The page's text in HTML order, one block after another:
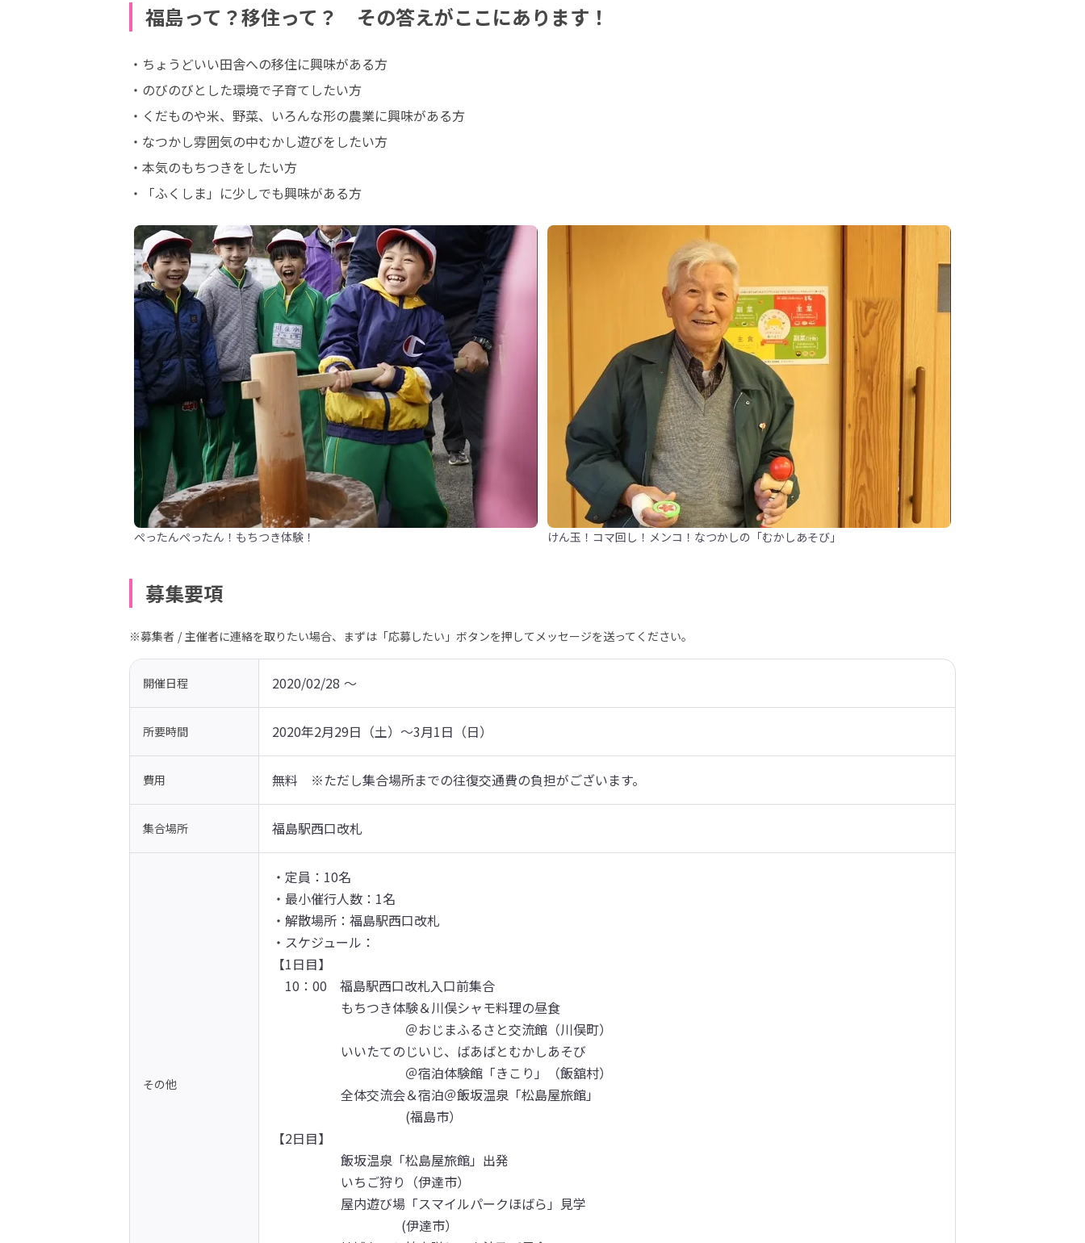
福島って？移住って？ その答えがここにあります！
・ちょうどいい田舎への移住に興味がある方
・のびのびとした環境で子育てしたい方
・くだものや米、野菜、いろんな形の農業に興味がある方
・なつかし雰囲気の中むかし遊びをしたい方
・本気のもちつきをしたい方
・「ふくしま」に少しでも興味がある方
ぺったんぺったん！もちつき体験！ けん玉！コマ回し！メンコ！なつかしの「むかしあそび」
募集要項
※募集者 / 主催者に連絡を取りたい場合、まずは「応募したい」ボタンを押してメッセージを送ってください。
開催日程 2020/02/28 〜
所要時間 2020年2月29日（土）～3月1日（日）
費用 無料　※ただし集合場所までの往復交通費の負担がございます。
集合場所 福島駅西口改札
その他
・定員：10名
・最小催行人数：1名
・解散場所：福島駅西口改札
・スケジュール：
【1日目】
10：00　福島駅西口改札入口前集合
もちつき体験＆川俣シャモ料理の昼食
いいたてのじいじ、ばあばとむかしあそび
全体交流会＆宿泊＠飯坂温泉「松島屋旅館」
【2日目】
飯坂温泉「松島屋旅館」出発
屋内遊び場「スマイルパークほばら」見学